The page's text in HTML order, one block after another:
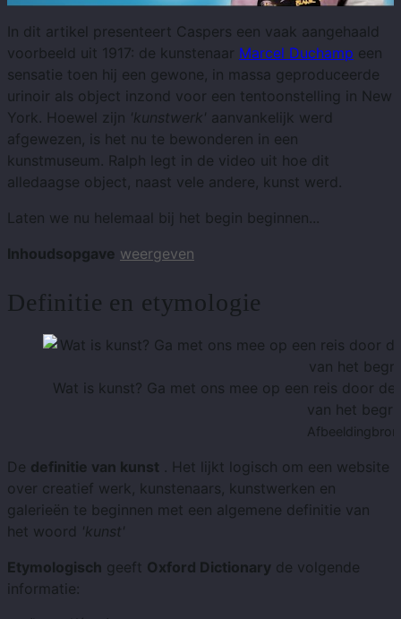
In dit artikel presenteert Caspers een vaak aangehaald
voorbeeld uit 1917: de kunstenaar Marcel Duchamp een
sensatie toen hij een gewone, in massa geproduceerde
urinoir als object inzond voor een tentoonstelling in New
York. Hoewel zijn 'kunstwerk' aanvankelijk werd
afgewezen, is het nu te bewonderen in een
kunstmuseum. Ralph legt in de video uit hoe dit
alledaagse object, naast vele andere, kunst werd.
Laten we nu helemaal bij het begin beginnen...
Inhoudsopgave weergeven
Definitie en etymologie
Wat is kunst? Ga met ons mee op een reis door
van het
De definitie van kunst . Het lijkt logisch om een ​​website
over creatief werk, kunstenaars, kunstwerken en
galerieën te beginnen met een algemene definitie van
het woord 'kunst'
Etymologisch geeft Oxford Dictionary de volgende
informatie: